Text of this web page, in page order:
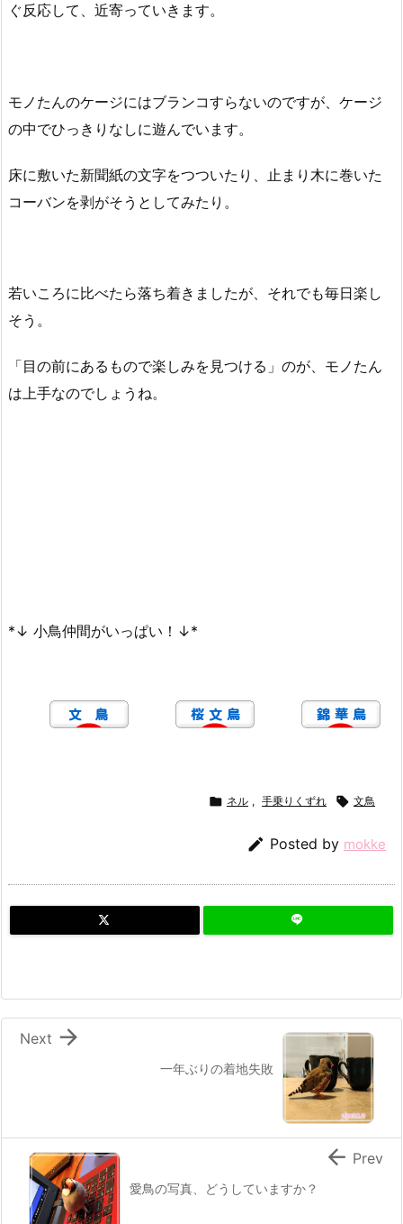
ぐ反応して、近寄っていきます。
モノたんのケージにはブランコすらないのですが、ケージ
の中でひっきりなしに遊んでいます。
床に敷いた新聞紙の文字をつついたり、止まり木に巻いた
コーバンを剥がそうとしてみたり。
若いころに比べたら落ち着きましたが、それでも毎日楽し
そう。
「目の前にあるもので楽しみを見つける」のが、モノたん
は上手なのでしょうね。
*↓ 小鳥仲間がいっぱい！↓*
 ネル , 手乗りくずれ  文鳥
 Posted by mokke
一年ぶりの着地失敗

Next
愛鳥の写真、どうしていますか？
 Prev